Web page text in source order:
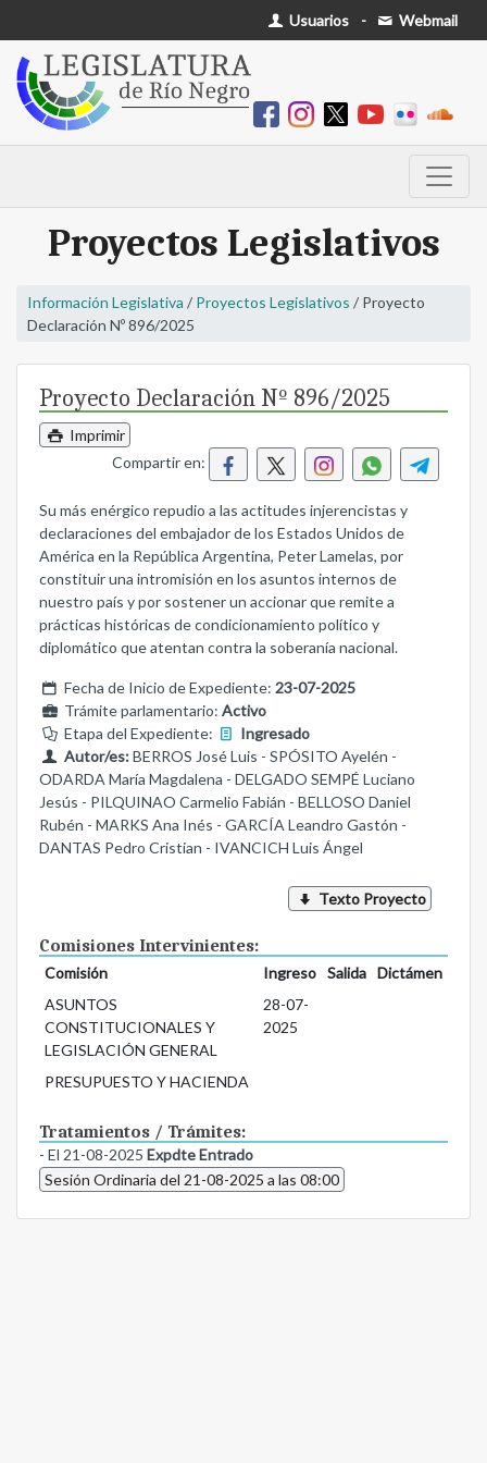
Usuarios - Webmail
Proyectos Legislativos
Información Legislativa / Proyectos Legislativos / Proyecto
Declaración Nº 896/2025
Proyecto Declaración Nº 896/2025
Imprimir
Compartir en:
Su más enérgico repudio a las actitudes injerencistas y
declaraciones del embajador de los Estados Unidos de
América en la República Argentina, Peter Lamelas, por
constituir una intromisión en los asuntos internos de
nuestro país y por sostener un accionar que remite a
prácticas históricas de condicionamiento político y
diplomático que atentan contra la soberanía nacional.
Fecha de Inicio de Expediente: 23-07-2025
Trámite parlamentario: Activo
Etapa del Expediente:
Ingresado
Autor/es:BERROS José Luis - SPÓSITO Ayelén -
ODARDA María Magdalena - DELGADO SEMPÉ Luciano
Jesús - PILQUINAO Carmelio Fabián - BELLOSO Daniel
Rubén - MARKS Ana Inés - GARCÍA Leandro Gastón -
DANTAS Pedro Cristian - IVANCICH Luis Ángel
Texto Proyecto
Comisiones Intervinientes:
Comisión Ingreso Salida
Dictámen
ASUNTOS
CONSTITUCIONALES Y
LEGISLACIÓN GENERAL
28-07-
2025
PRESUPUESTO Y HACIENDA
Tratamientos / Trámites:
- El 21-08-2025 Expdte Entrado
Sesión Ordinaria del 21-08-2025 a las 08:00